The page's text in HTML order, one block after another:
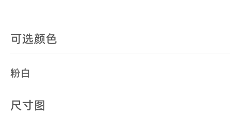
可选颜色
粉白
尺寸图